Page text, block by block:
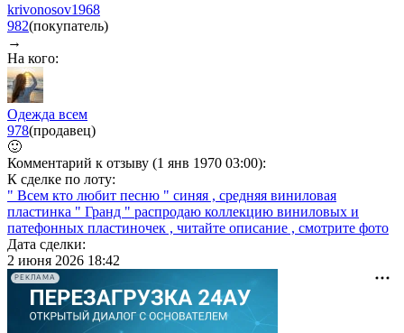
krivonosov1968
982(покупатель)
→
На кого:
Одежда всем
978(продавец)
🙂
Комментарий к отзыву (1 янв 1970 03:00):
К сделке по лоту:
" Всем кто любит песню " синяя , средняя виниловая
пластинка " Гранд " распродаю коллекцию виниловых и
патефонных пластиночек , читайте описание , смотрите фото
Дата сделки:
2 июня 2026 18:42
РЕКЛАМА